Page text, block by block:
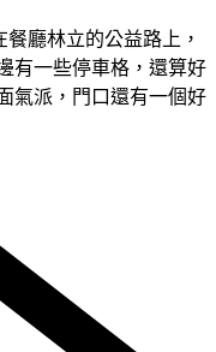
餐廳林立的公益路上，
有一些停車格，還算好
氣派，門口還有一個好